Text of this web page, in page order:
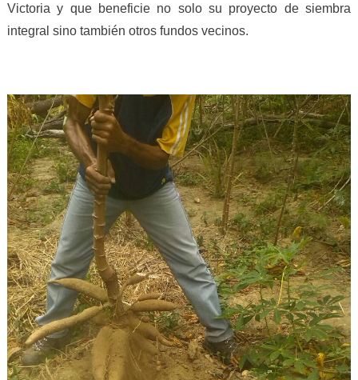
Victoria y que beneficie no solo su proyecto de siembra
integral sino también otros fundos vecinos.